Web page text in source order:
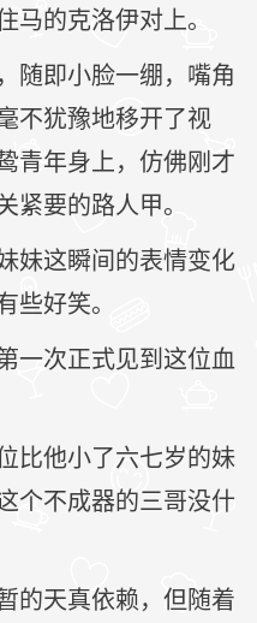
马的克洛伊对上。
随即小脸一绷，嘴角
不犹豫地移开了视
青年身上，仿佛刚才
要的路人甲。
妹这瞬间的表情变化
好笑。
一次正式见到这位血
比他小了六七岁的妹
个不成器的三哥没什
的天真依赖，但随着